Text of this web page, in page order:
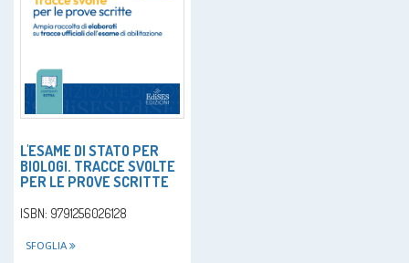
L'ESAME DI STATO PER
BIOLOGI. TRACCE SVOLTE
PER LE PROVE SCRITTE
ISBN: 9791256026128
SFOGLIA